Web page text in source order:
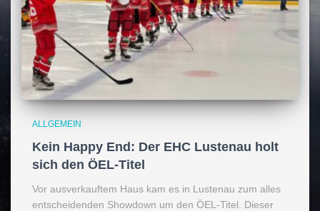
ALLGEMEIN
Kein Happy End: Der EHC Lustenau holt
sich den ÖEL-Titel
Vor ausverkauftem Haus kam es in Lustenau zum alles
entscheidenden Showdown um den ÖEL-Titel. Dieser